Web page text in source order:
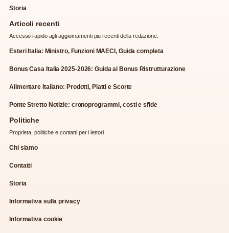
Storia
Articoli recenti
Accesso rapido agli aggiornamenti piu recenti della redazione.
Esteri Italia: Ministro, Funzioni MAECI, Guida completa
Bonus Casa Italia 2025-2026: Guida ai Bonus Ristrutturazione
Alimentare Italiano: Prodotti, Piatti e Scorte
Ponte Stretto Notizie: cronoprogrammi, costi e sfide
Politiche
Proprieta, politiche e contatti per i lettori.
Chi siamo
Contatti
Storia
Informativa sulla privacy
Informativa cookie